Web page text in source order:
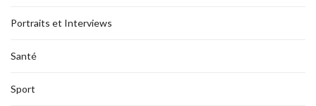
Portraits et Interviews
Santé
Sport